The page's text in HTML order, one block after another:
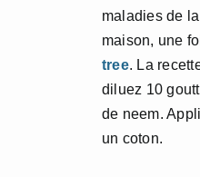
maladies de
maison, une
tree. La
diluez 10
de neem.
un coton.